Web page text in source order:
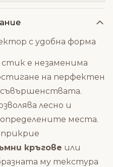
с удобна форма
е незаменима
на перфектен
лесно и
места.
кръгове или
му текстура